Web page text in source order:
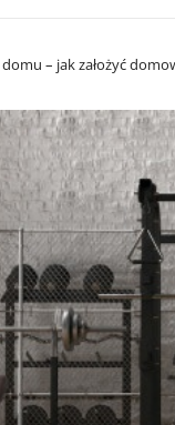
domu – jak założyć